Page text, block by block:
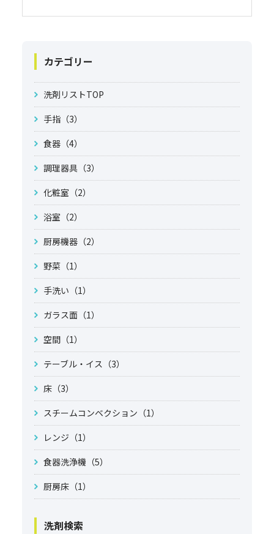
カテゴリー
洗剤リストTOP
手指（3）
食器（4）
調理器具（3）
化粧室（2）
浴室（2）
厨房機器（2）
野菜（1）
手洗い（1）
ガラス面（1）
空間（1）
テーブル・イス（3）
床（3）
スチームコンベクション（1）
レンジ（1）
食器洗浄機（5）
厨房床（1）
洗剤検索